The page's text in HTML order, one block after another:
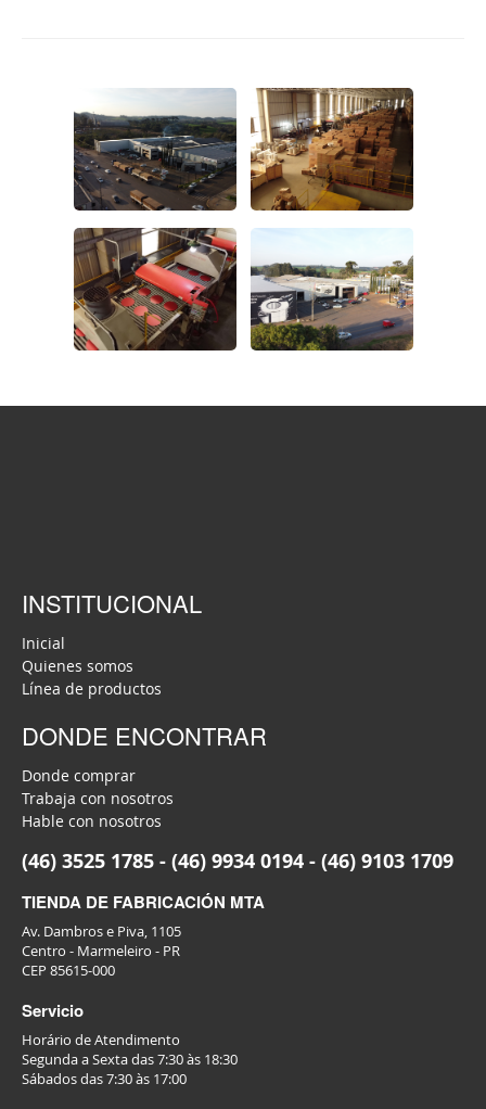
INSTITUCIONAL
Inicial
Quienes somos
Línea de productos
DONDE ENCONTRAR
Donde comprar
Trabaja con nosotros
Hable con nosotros
(46) 3525 1785 - (46) 9934 0194 - (46) 9103 1709
TIENDA DE FABRICACIÓN MTA
Av. Dambros e Piva, 1105
Centro - Marmeleiro - PR
CEP 85615-000
Servicio
Horário de Atendimento
Segunda a Sexta das 7:30 às 18:30
Sábados das 7:30 às 17:00